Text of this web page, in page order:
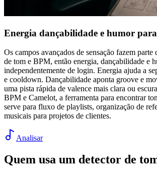
Energia dançabilidade e humor
Os campos avançados de sensação fazem parte
de tom e BPM, então energia, dançabilidade e
independentemente de login. Energia ajuda a
e cooldown. Dançabilidade aponta groove e
uma pista rápida de valence mais clara ou
BPM e Camelot, a ferramenta para encontrar
serve para fluxo de playlists, organização de
musicais para projetos de clientes.
Analisar
Quem usa um detector de